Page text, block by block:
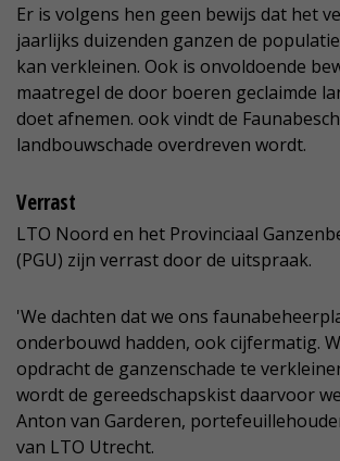
Er is volgens hen geen bewijs dat het
jaarlijks duizenden ganzen de
kan verkleinen. Ook is onvoldoende
maatregel de door boeren geclaimde
doet afnemen. ook vindt de
landbouwschade overdreven wordt.
Verrast
LTO Noord en het Provinciaal
(PGU) zijn verrast door de uitspraak.
'We dachten dat we ons
onderbouwd hadden, ook cijfermatig.
opdracht de ganzenschade te
wordt de gereedschapskist daarvoor
Anton van Garderen,
van LTO Utrecht.